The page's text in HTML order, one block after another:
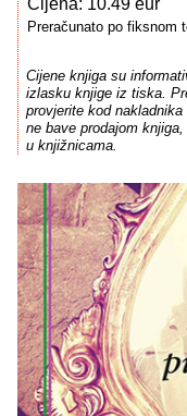
Cijena: 10.49 eur
Preračunato po fiksnom
Cijene knjiga su
izlasku knjige iz tiska.
provjerite kod
ne bave prodajom
u knjižnicama.